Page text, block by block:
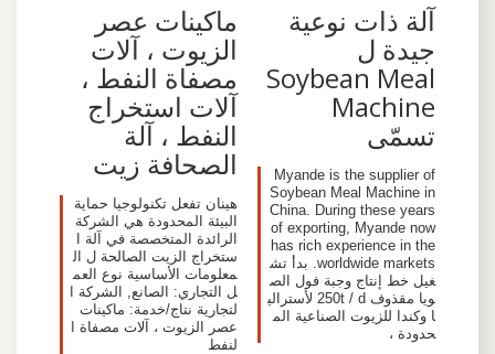
آلة ذات نوعية
جيدة ل
Soybean Meal
Machine
تسمّى
Myande is the supplier of
Soybean Meal Machine in
China. During these years
of exporting, Myande now
has rich experience in the
worldwide markets. بدأ تش
غيل خط إنتاج وجبة فول الص
ويا مقذوف 250t / d لأسترالي
ا وكندا للزيوت الصناعية الم
حدودة ،
ماكينات عصر
الزيوت ، آلات
مصفاة النفط ،
آلات استخراج
النفط ، آلة
الصحافة زيت
هينان تفعل تكنولوجيا حماية
البيئة المحدودة هي الشركة
الرائدة المتخصصة في آلة ا
ستخراج الزيت الصالحة ل ال
معلومات الأساسية نوع العم
ل التجاري: الصانع, الشركة ا
لتجارية نتاج/خدمة: ماكينات
عصر الزيوت ، آلات مصفاة ا
لنفط